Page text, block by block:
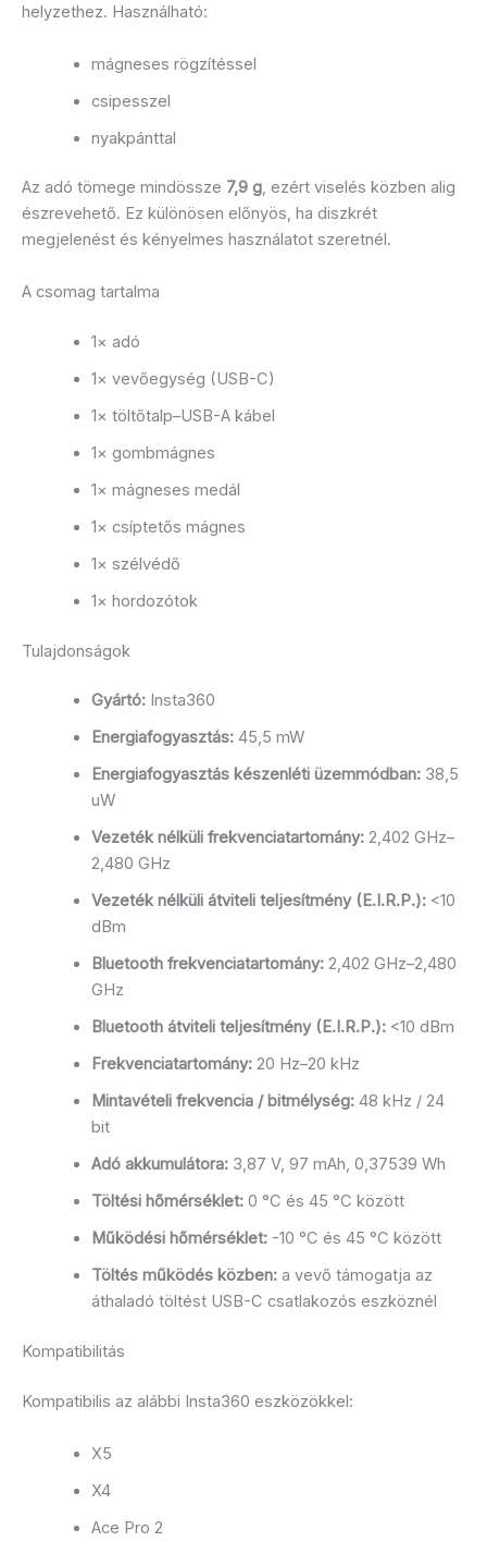
helyzethez. Használható:
mágneses rögzítéssel
csipesszel
nyakpánttal
Az adó tömege mindössze 7,9 g, ezért viselés közben alig
észrevehető. Ez különösen előnyös, ha diszkrét
megjelenést és kényelmes használatot szeretnél.
A csomag tartalma
1× adó
1× vevőegység (USB-C)
1× töltőtalp–USB-A kábel
1× gombmágnes
1× mágneses medál
1× csíptetős mágnes
1× szélvédő
1× hordozótok
Tulajdonságok
Gyártó:Insta360
Energiafogyasztás:45,5 mW
Energiafogyasztás készenléti üzemmódban:38,5
uW
Vezeték nélküli frekvenciatartomány:2,402 GHz–
2,480 GHz
Vezeték nélküli átviteli teljesítmény (E.I.R.P.):<10
dBm
Bluetooth frekvenciatartomány:2,402 GHz–2,480
GHz
Bluetooth átviteli teljesítmény (E.I.R.P.):<10 dBm
Frekvenciatartomány:20 Hz–20 kHz
Mintavételi frekvencia / bitmélység:48 kHz / 24
bit
Adó akkumulátora:3,87 V, 97 mAh, 0,37539 Wh
Töltési hőmérséklet:0 °C és 45 °C között
Működési hőmérséklet:-10 °C és 45 °C között
Töltés működés közben:a vevő támogatja az
áthaladó töltést USB-C csatlakozós eszköznél
Kompatibilitás
Kompatibilis az alábbi Insta360 eszközökkel:
X5
X4
Ace Pro 2